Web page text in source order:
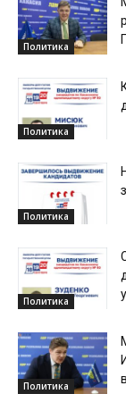
Политика
Политика
Политика
Политика
Политика